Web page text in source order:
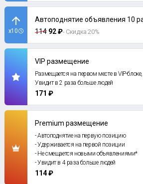
x10
Автоподнятие объявления 10
114 92 ₽- Скидка 20%
VIP размещение
Размещается на первом месте в VIP-
Увидит в 2 раза больше людей
171 ₽
Premium размещение
- Автоподнятие на первую позицию
- Удерживается на первой позиции
- Не смещается новыми объявлениями*
- Увидит в 4 раза больше людей
114 ₽